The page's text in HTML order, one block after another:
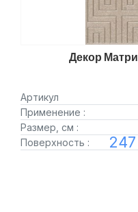
Декор
Артикул
Применение :
Размер, см :
Поверхность :